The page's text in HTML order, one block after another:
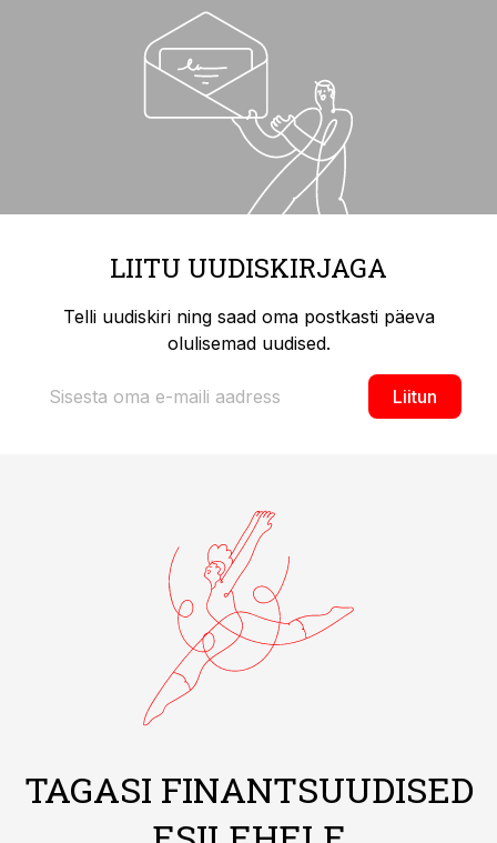
LIITU UUDISKIRJAGA
Telli uudiskiri ning saad oma postkasti päeva
olulisemad uudised.
Liitun
TAGASI FINANTSUUDISED